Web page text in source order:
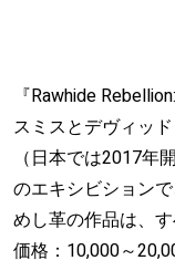
『Rawhide
スミスとデヴィッ
（日本では2017年
のエキシビション
めし革の作品は、
価格：10,000～